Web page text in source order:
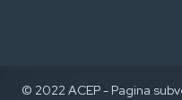
© 2022 ACEP - Pagina